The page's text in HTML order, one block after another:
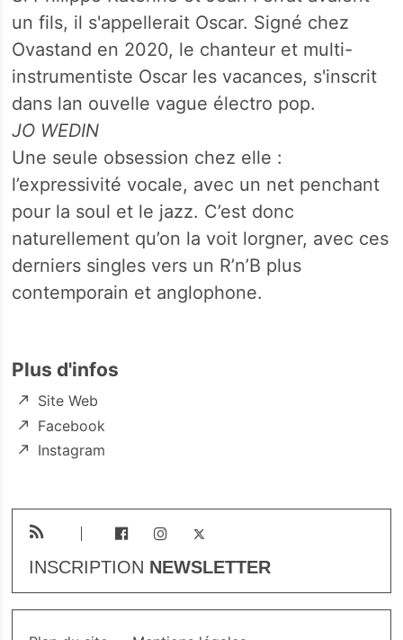
un fils, il s'appellerait Oscar. Signé chez
Ovastand en 2020, le chanteur et multi-
instrumentiste Oscar les vacances, s'inscrit
dans lan ouvelle vague électro pop.
JO WEDIN
Une seule obsession chez elle :
l’expressivité vocale, avec un net penchant
pour la soul et le jazz. C’est donc
naturellement qu’on la voit lorgner, avec ces
derniers singles vers un R’n’B plus
contemporain et anglophone.
Plus d'infos
Site Web
Facebook
Instagram
INSCRIPTION NEWSLETTER